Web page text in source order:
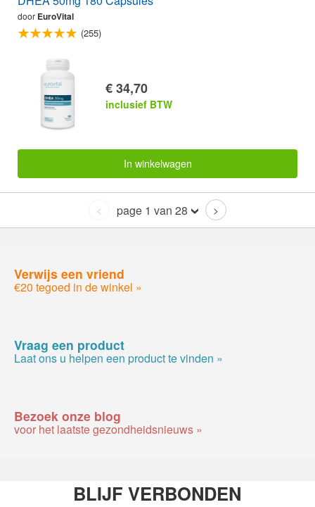
door EuroVital
(255)
€ 34,70
inclusief BTW
In winkelwagen
< page 1 van 28 >
Verwijs een vriend
€20 tegoed in de winkel »
Vraag een product
Laat ons u helpen een product te vinden »
Bezoek onze blog
voor het laatste gezondheidsnieuws »
BLIJF VERBONDEN